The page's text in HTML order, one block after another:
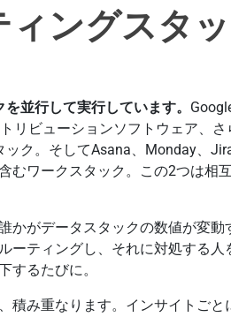
ングスタ
並行して実行しています。
リビューションソフトウェア、
ク。そしてAsana、Monday、
むワークスタック。この2つは相
かがデータスタックの数値が変動
ーティングし、それに対処する人
するたびに。
積み重なります。インサイトごと